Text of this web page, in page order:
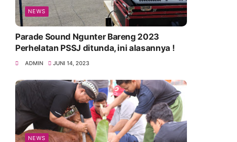
NEWS
Parade Sound Ngunter Bareng 2023
Perhelatan PSSJ ditunda, ini alasannya !
ADMIN JUNI 14, 2023
NEWS